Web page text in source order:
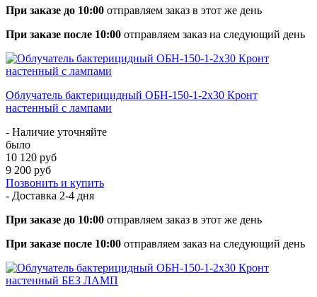
При заказе до 10:00 отправляем заказ в этот же день
При заказе после 10:00 отправляем заказ на следующий день
Облучатель бактерицидный ОБН-150-1-2х30 Кронт
настенный с лампами
- Наличие уточняйте
было
10 120 руб
9 200 руб
Позвонить и купить
- Доставка 2-4 дня
При заказе до 10:00 отправляем заказ в этот же день
При заказе после 10:00 отправляем заказ на следующий день